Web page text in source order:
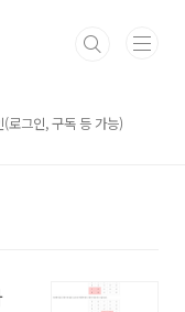
로그인, 구독 등 가능)